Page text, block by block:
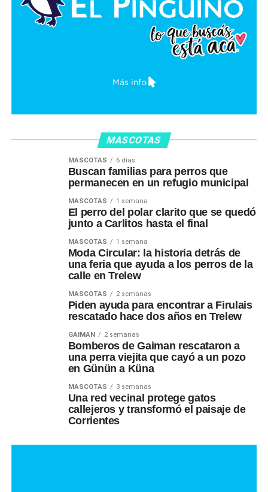
MASCOTAS
MASCOTAS 6 días
Buscan familias para perros que
permanecen en un refugio municipal
MASCOTAS 1 semana
El perro del polar clarito que se quedó
junto a Carlitos hasta el final
MASCOTAS 1 semana
Moda Circular: la historia detrás de
una feria que ayuda a los perros de la
calle en Trelew
MASCOTAS 2 semanas
Piden ayuda para encontrar a Firulais
rescatado hace dos años en Trelew
GAIMAN 2 semanas
Bomberos de Gaiman rescataron a
una perra viejita que cayó a un pozo
en Günün a Küna
MASCOTAS 3 semanas
Una red vecinal protege gatos
callejeros y transformó el paisaje de
Corrientes